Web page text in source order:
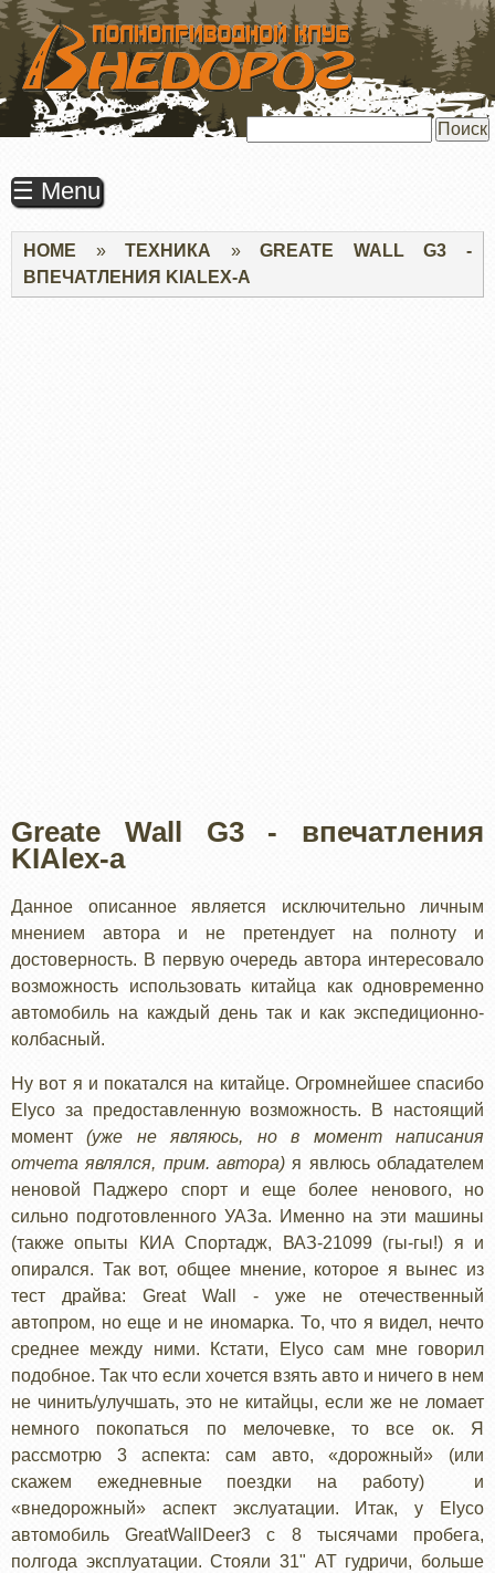
ПЕРЕЙТИ
ОСНОВНОМУ
СОДЕРЖАНИЮ
☰ Menu
Строка
навигации
HOME ТЕХНИКА
GREATE WALL G3 -
ВПЕЧАТЛЕНИЯ KIALEX-А
Greate Wall G3 - впечатления
KIAlex-а
Данное описанное является исключительно личным
мнением автора и не претендует на полноту и
достоверность. В первую очередь автора интересовало
возможность использовать китайца как одновременно
автомобиль на каждый день так и как экспедиционно-
колбасный.
Ну вот я и покатался на китайце. Огромнейшее спасибо
Elyco за предоставленную возможность. В настоящий
момент(уже не являюсь, но в момент написания
отчета являлся, прим. автора) я явлюсь обладателем
неновой Паджеро спорт и еще более ненового, но
сильно подготовленного УАЗа. Именно на эти машины
(также опыты КИА Спортадж, ВАЗ-21099 (гы-гы!) я и
опирался. Так вот, общее мнение, которое я вынес из
тест драйва: Great Wall - уже не отечественный
автопром, но еще и не иномарка. То, что я видел, нечто
среднее между ними. Кстати, Elyco сам мне говорил
подобное. Так что если хочется взять авто и ничего в нем
не чинить/улучшать, это не китайцы, если же не ломает
немного покопаться по мелочевке, то все ок. Я
рассмотрю 3 аспекта: сам авто, «дорожный» (или
скажем ежедневные поездки на работу) и
«внедорожный» аспект экслуатации. Итак, у Elyco
автомобиль GreatWallDeer3 с 8 тысячами пробега,
полгода эксплуатации. Стояли 31" АТ гудричи, больше